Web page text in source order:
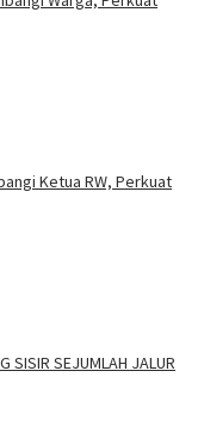
Ketua RW, Perkuat
SISIR SEJUMLAH JALUR